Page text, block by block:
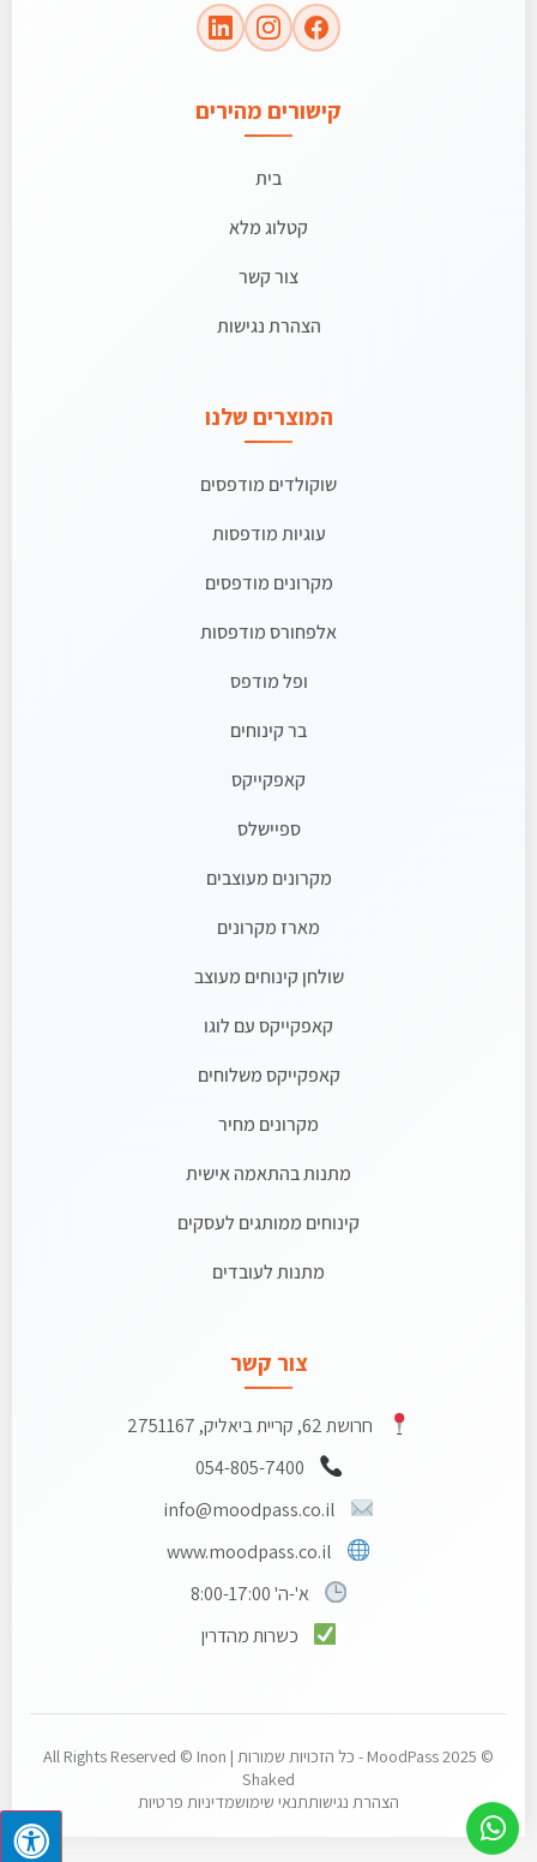
קישורים מהירים
בית
קטלוג מלא
צור קשר
הצהרת נגישות
המוצרים שלנו
שוקולדים מודפסים
עוגיות מודפסות
מקרונים מודפסים
אלפחורס מודפסות
ופל מודפס
בר קינוחים
קאפקייקס
ספיישלס
מקרונים מעוצבים
מארז מקרונים
שולחן קינוחים מעוצב
קאפקייקס עם לוגו
קאפקייקס משלוחים
מקרונים מחיר
מתנות בהתאמה אישית
קינוחים ממותגים לעסקים
מתנות לעובדים
צור קשר
חרושת 62, קריית ביאליק, 2751167
054-805-7400
info@moodpass.co.il
www.moodpass.co.il
א'-ה' 8:00-17:00
כשרות מהדרין
© 2025 MoodPass - כל הזכויות שמורות | All Rights Reserved © Inon
Shaked
הצהרת נגישותתנאי שימושמדיניות פרטיות